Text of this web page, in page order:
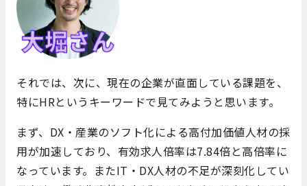
それでは、次に、現在の企業が直面している課題を、
特にHRというキーワードで見てみようと思います。
まず、DX・産業のソフト化による高付加価値人材の採
用が加速しており、有効求人倍率は7.84倍と高倍率に
なっています。またIT・DX人材の不足が深刻化してい